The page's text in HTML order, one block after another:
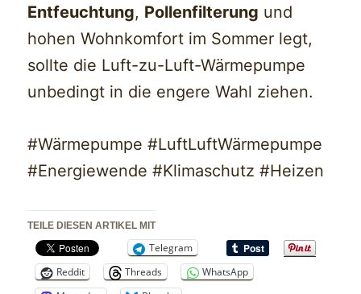
Entfeuchtung, Pollenfilterung und
hohen Wohnkomfort im Sommer legt,
sollte die Luft-zu-Luft-Wärmepumpe
unbedingt in die engere Wahl ziehen.
#Wärmepumpe #LuftLuftWärmepumpe
#Energiewende #Klimaschutz #Heizen
TEILE DIESEN ARTIKEL MIT
Telegram
Reddit
Threads
WhatsApp